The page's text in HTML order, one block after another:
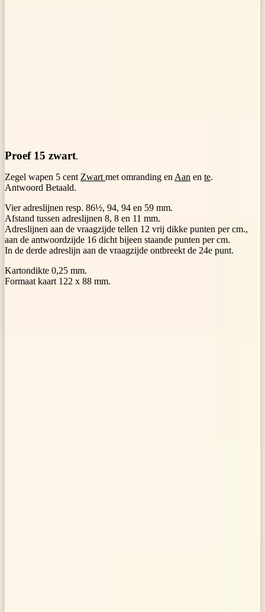
Proef 15 zwart.
Zegel wapen 5 cent Zwart met omranding en Aan en te.
Antwoord Betaald.
Vier adreslijnen resp. 86½, 94, 94 en 59 mm.
Afstand tussen adreslijnen 8, 8 en 11 mm.
Adreslijnen aan de vraagzijde tellen 12 vrij dikke punten per cm.,
aan de antwoordzijde 16 dicht bijeen staande punten per cm.
In de derde adreslijn aan de vraagzijde ontbreekt de 24e punt.
Kartondikte 0,25 mm.
Formaat kaart 122 x 88 mm.